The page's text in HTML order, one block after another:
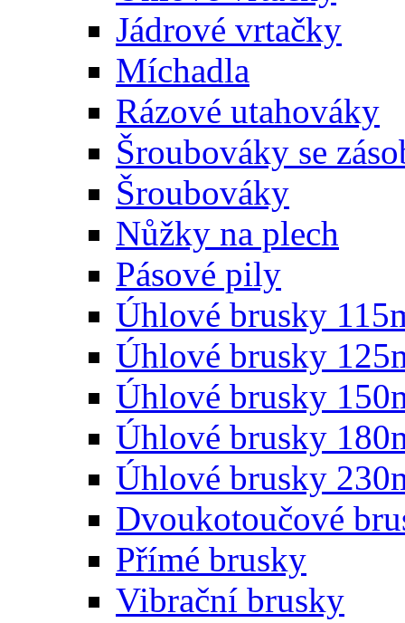
Jádrové vrtačky
Míchadla
Rázové utahováky
Šroubováky se
Šroubováky
Nůžky na plech
Pásové pily
Úhlové brusky
Úhlové brusky
Úhlové brusky
Úhlové brusky
Úhlové brusky
Dvoukotoučové
Přímé brusky
Vibrační brusky